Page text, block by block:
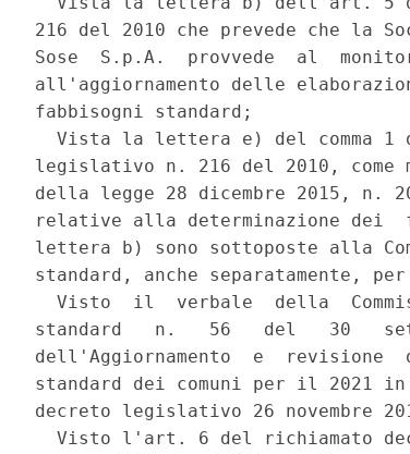
216 del 2010 che prevede che
Sose  S.p.A.  provvede  al
all'aggiornamento delle
fabbisogni standard;
Vista la lettera e) del comma 1
legislativo n. 216 del 2010,
della legge 28 dicembre 2015, n.
relative alla determinazione dei
lettera b) sono sottoposte alla
standard, anche separatamente,
Visto  il  verbale  della
standard   n.   56   del   30
dell'Aggiornamento  e  revisione
standard dei comuni per il
decreto legislativo 26 novembre
Visto l'art. 6 del richiamato